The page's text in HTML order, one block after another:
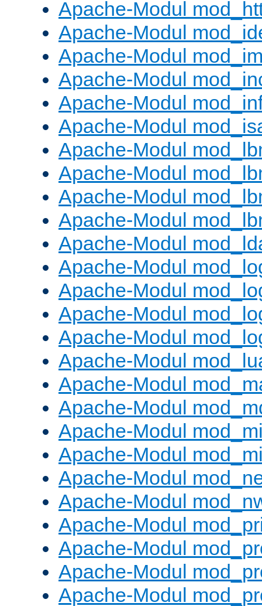
Apache-Modul
Apache-Modul
Apache-Modul
Apache-Modul
Apache-Modul
Apache-Modul
Apache-Modul
Apache-Modul
Apache-Modul
Apache-Modul
Apache-Modul
Apache-Modul
Apache-Modul
Apache-Modul
Apache-Modul
Apache-Modul
Apache-Modul
Apache-Modul
Apache-Modul
Apache-Modul
Apache-Modul
Apache-Modul
Apache-Modul
Apache-Modul
Apache-Modul
Apache-Modul